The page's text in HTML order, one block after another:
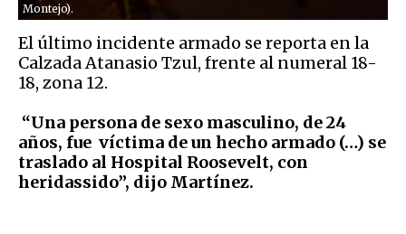
Montejo).
El último incidente armado se reporta en la
Calzada Atanasio Tzul, frente al numeral 18-
18, zona 12.
“Una persona de sexo masculino, de 24
años, fue víctima de un hecho armado (…) se
traslado al Hospital Roosevelt, con
heridassido”, dijo Martínez.